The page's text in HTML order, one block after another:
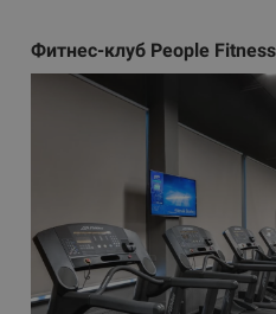
Фитнес-клуб People